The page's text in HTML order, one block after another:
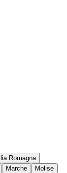
Romagna
Marche
Molise